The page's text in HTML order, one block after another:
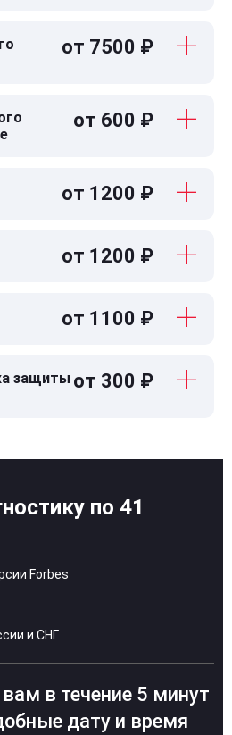
от 7500 ₽
от 600 ₽
от 1200 ₽
от 1200 ₽
от 1100 ₽
защиты от 300 ₽
по 41
Forbes
и СНГ
в течение 5 минут
дату и время